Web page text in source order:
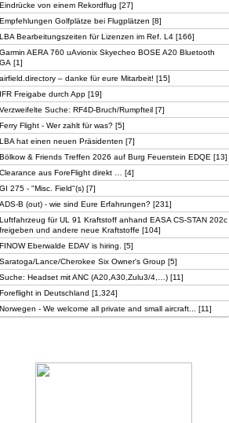
Eindrücke von einem Rekordflug [27]
Empfehlungen Golfplätze bei Flugplätzen [8]
LBA Bearbeitungszeiten für Lizenzen im Ref. L4 [166]
Garmin AERA 760 uAvionix Skyecheo BOSE A20 Bluetooth
GA [1]
airfield.directory – danke für eure Mitarbeit! [15]
IFR Freigabe durch App [19]
Verzweifelte Suche: RF4D-Bruch/Rumpfteil [7]
Ferry Flight - Wer zahlt für was? [5]
LBA hat einen neuen Präsidenten [7]
Bölkow & Friends Treffen 2026 auf Burg Feuerstein EDQE [13]
Clearance aus ForeFlight direkt …
[4]
GI 275 - "Misc. Field"(s) [7]
ADS-B (out) - wie sind Eure Erfahrungen? [231]
Luftfahrzeug für UL 91 Kraftstoff anhand EASA CS-STAN 202c
freigeben und andere neue Kraftstoffe [104]
FINOW Eberwalde EDAV is hiring.
[5]
Saratoga/Lance/Cherokee Six Owner's Group [5]
Suche: Headset mit ANC (A20,A30,Zulu3/4,…) [11]
Foreflight in Deutschland [1,324]
Norwegen - We welcome all private and small aircraft...
[11]